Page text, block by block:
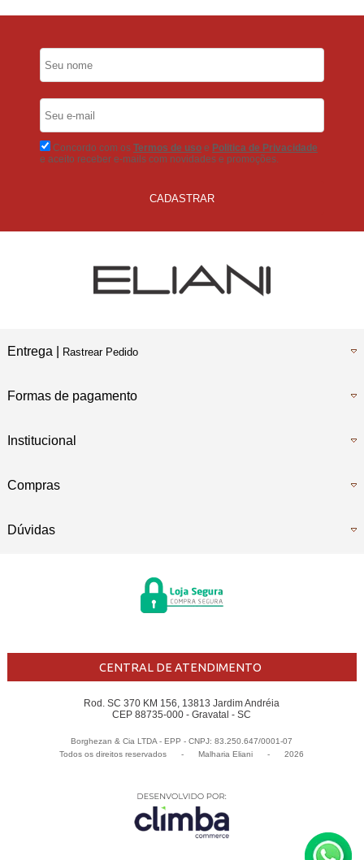
Concordo com os Termos de usoe Politica de Privacidade
e aceito receber e-mails com novidades e promoções.
CADASTRAR
Entrega | Rastrear Pedido
Formas de pagamento
Institucional
Compras
Dúvidas
CENTRAL DE ATENDIMENTO
Rod. SC 370 KM 156, 13813 Jardim Andréia
CEP 88735-000 - Gravatal - SC
Borghezan & Cia LTDA - EPP - CNPJ: 83.250.647/0001-07
Todos os direitos reservados
- Malharia Eliani - 2026